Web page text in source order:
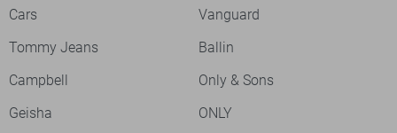
Cars
Vanguard
Tommy Jeans
Ballin
Campbell
Only & Sons
Geisha
ONLY